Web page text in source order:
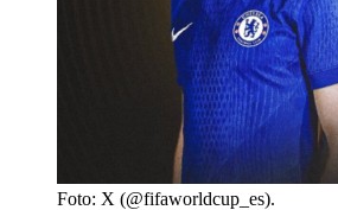
Foto: X (@fifaworldcup_es).